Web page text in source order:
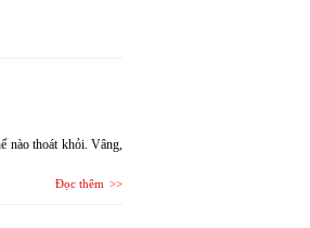
nào thoát khỏi. Vâng,
Đọc thêm